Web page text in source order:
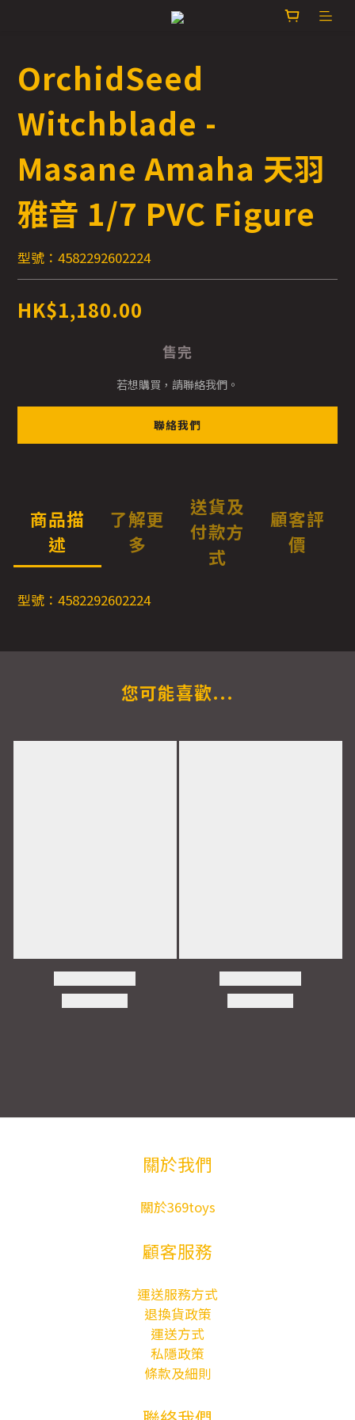
OrchidSeed
Witchblade -
Masane Amaha 天羽
雅音 1/7 PVC Figure
型號：4582292602224
HK$1,180.00
售完
若想購買，請聯絡我們。
聯絡我們
商品描
述
了解更
多
送貨及
付款方
式
顧客評
價
型號：4582292602224
您可能喜歡...
關於我們
關於369toys
顧客服務
運送服務方式
退換貨政策
運送方式
私隱政策
條款及細則